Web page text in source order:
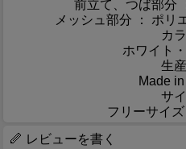
前立て、つば部
メッシュ部分 ： ポ
カ
ホワイト
生
Made
サ
フリーサイズ
レビューを書く